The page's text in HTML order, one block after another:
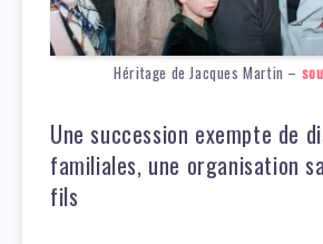
Héritage de Jacques Martin –
Une succession exempte de
familiales, une organisation
fils